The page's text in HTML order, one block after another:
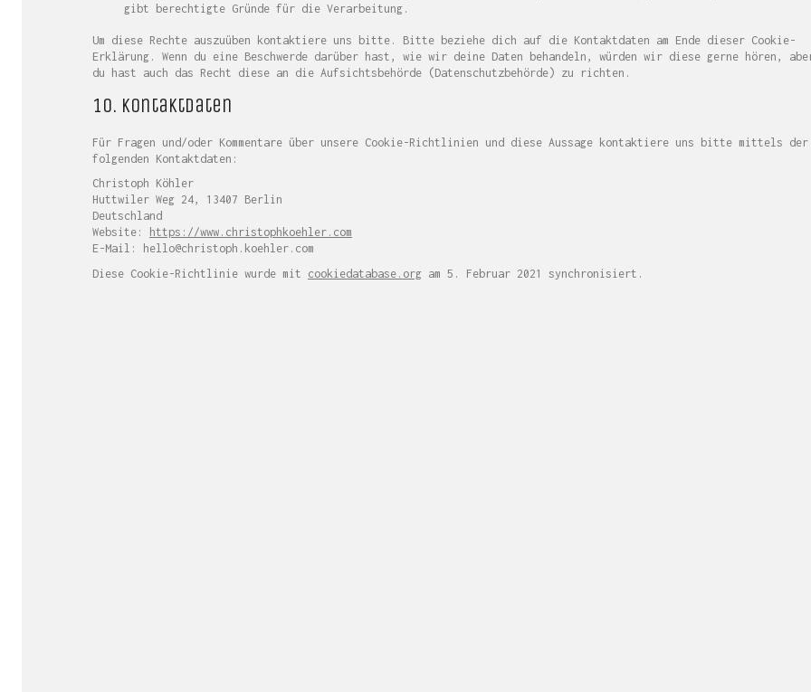
gibt berechtigte Gründe für die Verarbeitung.
Um diese Rechte auszuüben kontaktiere uns bitte. Bitte beziehe dich auf die Kontaktdaten am Ende dieser Cookie-
Erklärung. Wenn du eine Beschwerde darüber hast, wie wir deine Daten behandeln, würden wir diese gerne hören,
du hast auch das Recht diese an die Aufsichtsbehörde (Datenschutzbehörde) zu richten.
10. Kontaktdaten
Für Fragen und/oder Kommentare über unsere Cookie-Richtlinien und diese Aussage kontaktiere uns bitte mittels der
folgenden Kontaktdaten:
Christoph Köhler
Huttwiler Weg 24, 13407 Berlin
Deutschland
Website:
https://www.christophkoehler.com
E-Mail:
moc.relheok.hpotsirhc@olleh
Diese Cookie-Richtlinie wurde mit cookiedatabase.org am 5. Februar 2021 synchronisiert.